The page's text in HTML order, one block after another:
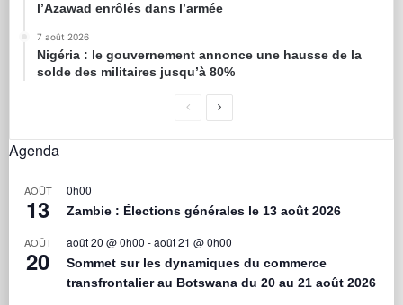
l’Azawad enrôlés dans l’armée
7 août 2026
Nigéria : le gouvernement annonce une hausse de la
solde des militaires jusqu’à 80%
Agenda
AOÛT
13
0h00
Zambie : Élections générales le 13 août 2026
AOÛT
20
août 20 @ 0h00 -août 21 @ 0h00
Sommet sur les dynamiques du commerce
transfrontalier au Botswana du 20 au 21 août 2026